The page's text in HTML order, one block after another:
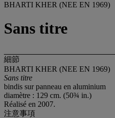
BHARTI KHER (NEE EN 1969)
Sans titre
細節
BHARTI KHER (NEE EN 1969)
Sans titre
bindis sur panneau en aluminium
diamètre : 129 cm. (50¾ in.)
Réalisé en 2007.
注意事項